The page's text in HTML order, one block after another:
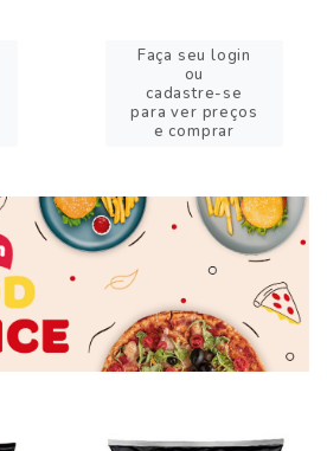
Faça seu login
ou
cadastre-se
para ver preços
e comprar